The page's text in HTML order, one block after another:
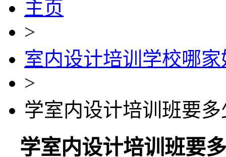
主页
>
室内设计培训学校哪家
>
学室内设计培训班要
学室内设计培训班要